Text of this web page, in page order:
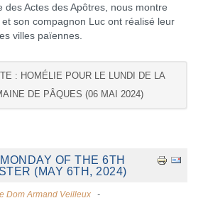
des Actes des Apôtres, nous montre
son compagnon Luc ont réalisé leur
villes païennes.
: HOMÉLIE POUR LE LUNDI DE LA
DE PÂQUES (06 MAI 2024)
OF THE 6TH
(MAY 6TH, 2024)
Dom Armand Veilleux